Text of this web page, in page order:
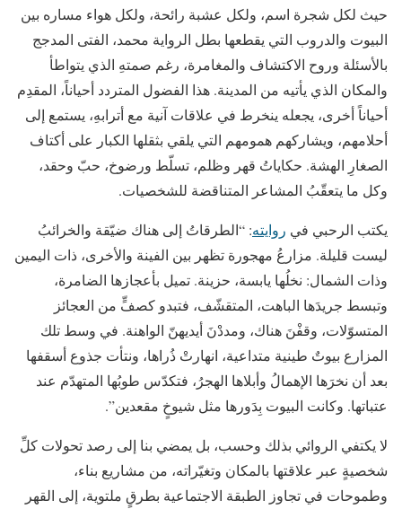
حيث لكل شجرة اسم، ولكل عشبة رائحة، ولكل هواء مساره بين
البيوت والدروب التي يقطعها بطل الرواية محمد، الفتى المدجج
بالأسئلة وروح الاكتشاف والمغامرة، رغم صمتهِ الذي يتواطأ
والمكان الذي يأتيه من المدينة. هذا الفضول المتردد أحياناً، المقدِم
أحياناً أخرى، يجعله ينخرط في علاقات آنية مع أترابهِ، يستمع إلى
أحلامهم، ويشاركهم همومهم التي يلقي بثقلها الكبار على أكتاف
الصغارِ الهشة. حكاياتُ قهر وظلم، تسلّط ورضوخ، حبّ وحقد،
وكل ما يتعقّبُ المشاعر المتناقضة للشخصيات.
يكتب الرحبي في روايته: “الطرقاتُ إلى هناك ضيّقة والخرائبُ
ليست قليلة. مزارعُ مهجورة تظهر بين الفينة والأخرى، ذات اليمين
وذات الشمال: نخلُها يابسة، حزينة. تميل بأعجازها الضامرة،
وتبسط جريدَها الباهت، المتقشّف، فتبدو كصفٍّ من العجائز
المتسوّلات، وقفْنَ هناك، ومددْنَ أيديهنّ الواهنة. في وسط تلك
المزارع بيوتٌ طينية متداعية، انهارتْ ذُراها، ونتأت جذوع أسقفها
بعد أن نخرَها الإهمالُ وأبلاها الهجرُ، فتكدّس طوبُها المتهدّم عند
عتباتها. وكانت البيوت بِدَورها مثل شيوخٍ مقعدين”.
لا يكتفي الروائي بذلك وحسب، بل يمضي بنا إلى رصد تحولات كلِّ
شخصيةٍ عبر علاقتها بالمكان وتغيّراته، من مشاريع بناء،
وطموحات في تجاوز الطبقة الاجتماعية بطرقٍ ملتوية، إلى القهر